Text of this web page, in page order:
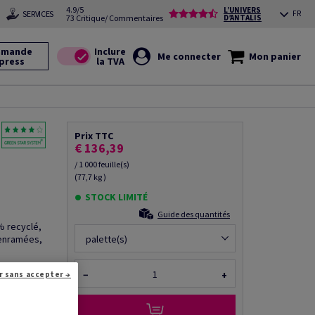
SERVICES
4.9/5
73 Critique/ Commentaires
L’UNIVERS
D’ANTALIS FR
Me connecter Mon panier
recyclé,
Prix TTC
€ 136,39
/ 1 000 feuille(s)
(77,7 kg )
STOCK LIMITÉ
Guide des quantités
palette(s)
− +
sans accepter →